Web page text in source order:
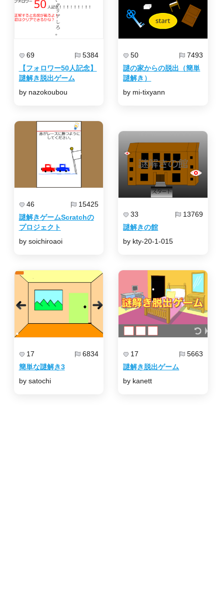
69 5384
【フォロワー50人記念】
謎解き脱出ゲーム
by nazokoubou
50 7493
謎の家からの脱出（簡単
謎解き）
by mi-tixyann
46 15425
謎解きゲームScratchの
プロジェクト
by soichiroaoi
33 13769
謎解きの館
by kty-20-1-015
17 6834
簡単な謎解き3
by satochi
17 5663
謎解き脱出ゲーム
by kanett